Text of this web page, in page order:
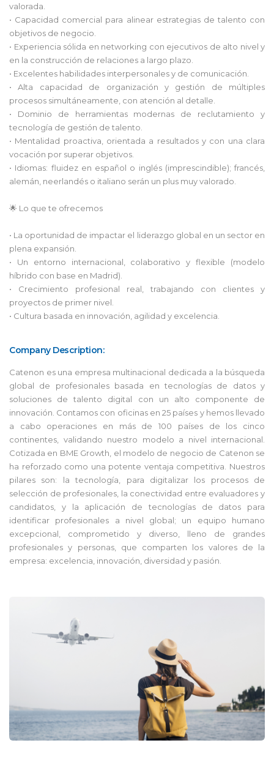
valorada.
• Capacidad comercial para alinear estrategias de talento con
objetivos de negocio.
• Experiencia sólida en networking con ejecutivos de alto nivel y
en la construcción de relaciones a largo plazo.
• Excelentes habilidades interpersonales y de comunicación.
• Alta capacidad de organización y gestión de múltiples
procesos simultáneamente, con atención al detalle.
• Dominio de herramientas modernas de reclutamiento y
tecnología de gestión de talento.
• Mentalidad proactiva, orientada a resultados y con una clara
vocación por superar objetivos.
• Idiomas: fluidez en español o inglés (imprescindible); francés,
alemán, neerlandés o italiano serán un plus muy valorado.
🌟 Lo que te ofrecemos
• La oportunidad de impactar el liderazgo global en un sector en
plena expansión.
• Un entorno internacional, colaborativo y flexible (modelo
híbrido con base en Madrid).
• Crecimiento profesional real, trabajando con clientes y
proyectos de primer nivel.
• Cultura basada en innovación, agilidad y excelencia.
Company Description:
Catenon es una empresa multinacional dedicada a la búsqueda
global de profesionales basada en tecnologías de datos y
soluciones de talento digital con un alto componente de
innovación. Contamos con oficinas en 25 países y hemos llevado
a cabo operaciones en más de 100 países de los cinco
continentes, validando nuestro modelo a nivel internacional.
Cotizada en BME Growth, el modelo de negocio de Catenon se
ha reforzado como una potente ventaja competitiva. Nuestros
pilares son: la tecnología, para digitalizar los procesos de
selección de profesionales, la conectividad entre evaluadores y
candidatos, y la aplicación de tecnologías de datos para
identificar profesionales a nivel global; un equipo humano
excepcional, comprometido y diverso, lleno de grandes
profesionales y personas, que comparten los valores de la
empresa: excelencia, innovación, diversidad y pasión.